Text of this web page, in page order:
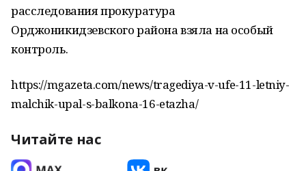
расследования прокуратура
Орджоникидзевского района взяла на особый
контроль.
https://mgazeta.com/news/tragediya-v-ufe-11-letniy-
malchik-upal-s-balkona-16-etazha/
Читайте нас